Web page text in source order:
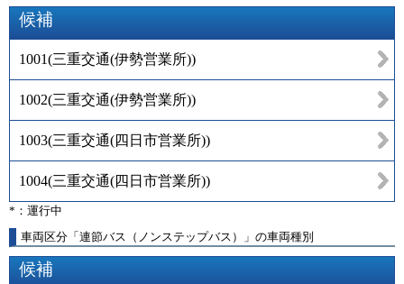
候補
1001(三重交通(伊勢営業所))
1002(三重交通(伊勢営業所))
1003(三重交通(四日市営業所))
1004(三重交通(四日市営業所))
*：運行中
車両区分「連節バス（ノンステップバス）」の車両種別
候補